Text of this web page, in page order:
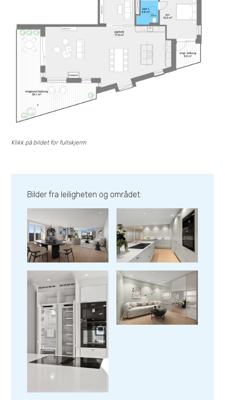
Klikk på bildet for fullskjerm
Bilder fra leiligheten og området: